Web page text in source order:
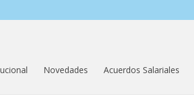
Novedades Acuerdos Salariales